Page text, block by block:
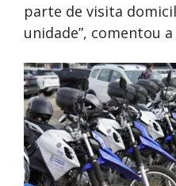
parte de visita
unidade”, comentou